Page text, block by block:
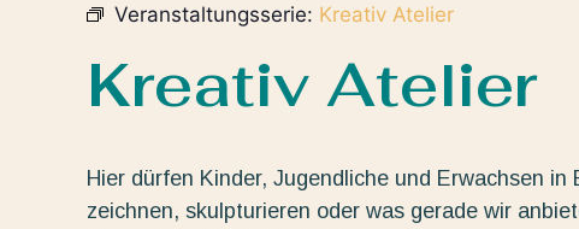
Veranstaltungsserie: Kreativ Atelier
Kreativ Atelier
Hier dürfen Kinder, Jugendliche und Erwachsen
zeichnen, skulpturieren oder was gerade wir